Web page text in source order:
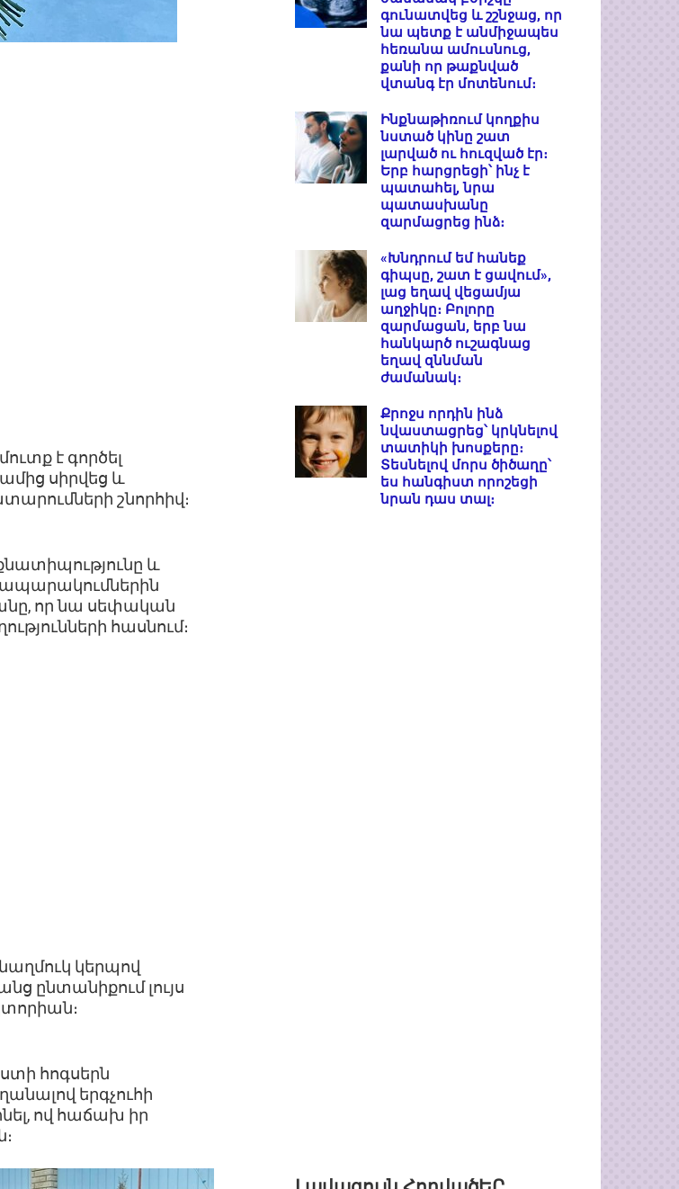
է գործել
սիրվեց և
շնորհիվ։
և
որ նա սեփական
հասնում։
կերպով
ընտանիքում լույս
հոգսերն
երգչուհի
ով հաճախ իր
գունատվեց և շշնջաց, որ
նա պետք է անմիջապես
հեռանա ամուսնուց,
քանի որ թաքնված
վտանգ էր մոտենում։
Ինքնաթիռում կողքիս
նստած կինը շատ
լարված ու հուզված էր։
Երբ հարցրեցի՝ ինչ է
պատահել, նրա
պատասխանը
զարմացրեց ինձ։
«Խնդրում եմ հանեք
գիպսը, շատ է ցավում»,
լաց եղավ վեցամյա
աղջիկը։ Բոլորը
զարմացան, երբ նա
հանկարծ ուշագնաց
եղավ զննման
ժամանակ։
Քրոջս որդին ինձ
նվաստացրեց՝ կրկնելով
տատիկի խոսքերը։
Տեսնելով մորս ծիծաղը՝
ես հանգիստ որոշեցի
նրան դաս տալ։